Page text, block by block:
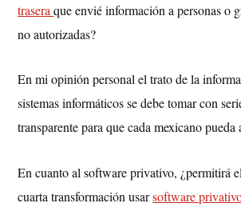
traseraque envié información a personas o
no autorizadas?
En mi opinión personal el trato de la
sistemas informáticos se debe tomar con
transparente para que cada mexicano pueda
En cuanto al software privativo, ¿permitirá
cuarta transformación usarsoftware